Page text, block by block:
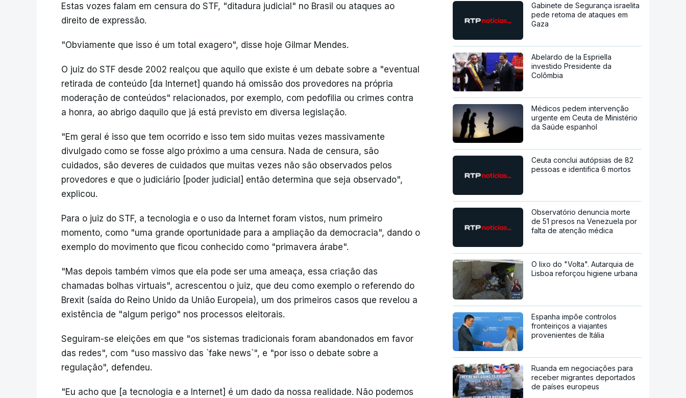
Estas vozes falam em censura do STF, "ditadura judicial" no Brasil ou ataques ao
direito de expressão.
"Obviamente que isso é um total exagero", disse hoje Gilmar Mendes.
O juiz do STF desde 2002 realçou que aquilo que existe é um debate sobre a "eventual
retirada de conteúdo [da Internet] quando há omissão dos provedores na própria
moderação de conteúdos" relacionados, por exemplo, com pedofilia ou crimes contra
a honra, ao abrigo daquilo que já está previsto em diversa legislação.
"Em geral é isso que tem ocorrido e isso tem sido muitas vezes massivamente
divulgado como se fosse algo próximo a uma censura. Nada de censura, são
cuidados, são deveres de cuidados que muitas vezes não são observados pelos
provedores e que o judiciário [poder judicial] então determina que seja observado",
explicou.
Para o juiz do STF, a tecnologia e o uso da Internet foram vistos, num primeiro
momento, como "uma grande oportunidade para a ampliação da democracia", dando o
exemplo do movimento que ficou conhecido como "primavera árabe".
"Mas depois também vimos que ela pode ser uma ameaça, essa criação das
chamadas bolhas virtuais", acrescentou o juiz, que deu como exemplo o referendo do
Brexit (saída do Reino Unido da União Europeia), um dos primeiros casos que revelou a
existência de "algum perigo" nos processos eleitorais.
Seguiram-se eleições em que "os sistemas tradicionais foram abandonados em favor
das redes", com "uso massivo das `fake news`", e "por isso o debate sobre a
regulação", defendeu.
"Eu acho que [a tecnologia e a Internet] é um dado da nossa realidade. Não podemos
Gabinete de Segurança israelita
pede retoma de ataques em
Gaza
Abelardo de la Espriella
investido Presidente da
Colômbia
Médicos pedem intervenção
urgente em Ceuta de Ministério
da Saúde espanhol
Ceuta conclui autópsias de 82
pessoas e identifica 6 mortos
Observatório denuncia morte
de 51 presos na Venezuela por
falta de atenção médica
O lixo do "Volta". Autarquia de
Lisboa reforçou higiene urbana
Espanha impõe controlos
fronteiriços a viajantes
provenientes de Itália
Ruanda em negociações para
receber migrantes deportados
de países europeus